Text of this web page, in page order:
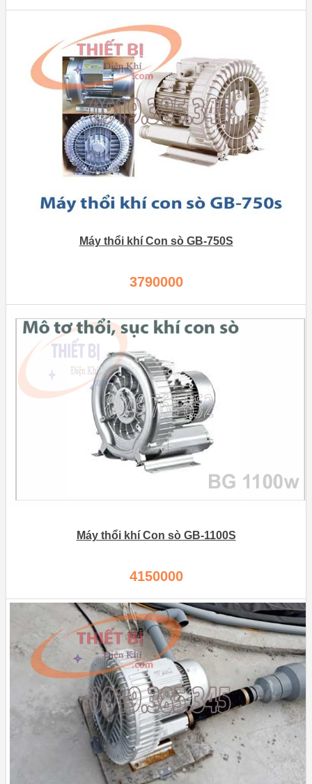
Máy thổi khí Con sò GB-750S
3790000
Máy thổi khí Con sò GB-1100S
4150000